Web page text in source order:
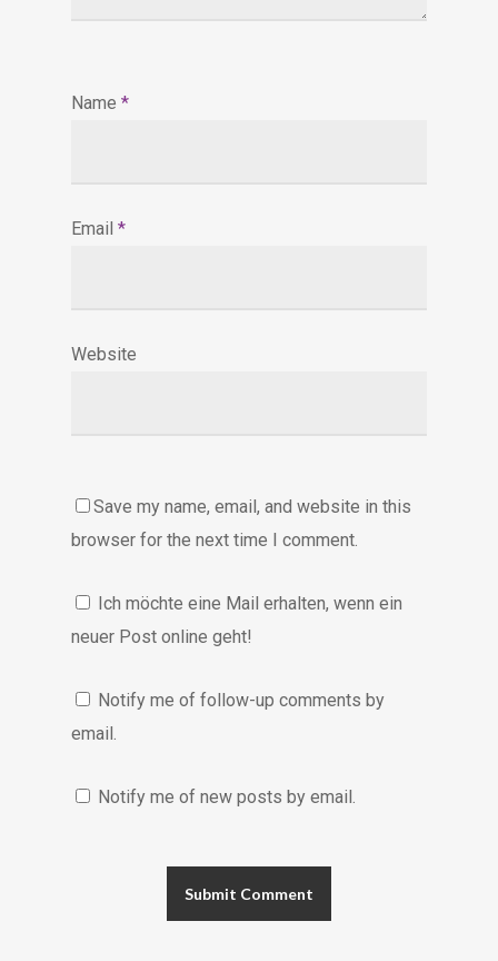
Name *
Email *
Website
Save my name, email, and website in this
browser for the next time I comment.
Ich möchte eine Mail erhalten, wenn ein
neuer Post online geht!
Notify me of follow-up comments by
email.
Notify me of new posts by email.